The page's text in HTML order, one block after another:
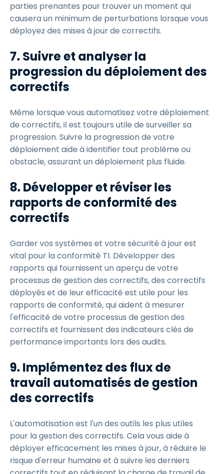
parties prenantes pour trouver un moment qui
causera un minimum de perturbations lorsque vous
déployez des mises à jour de correctifs.
7. Suivre et analyser la
progression du déploiement des
correctifs
Même lorsque vous automatisez votre déploiement
de correctifs, il est toujours utile de surveiller sa
progression. Suivre la progression de votre
déploiement aide à identifier tout problème ou
obstacle, assurant un déploiement plus fluide.
8. Développer et réviser les
rapports de conformité des
correctifs
Garder vos systèmes et votre sécurité à jour est
vital pour la conformité TI. Développer des
rapports qui fournissent un aperçu de votre
processus de gestion des correctifs, des correctifs
déployés et de leur efficacité est utile pour les
rapports de conformité, qui aident à mesurer
l'efficacité de votre processus de gestion des
correctifs et fournissent des indicateurs clés de
performance importants lors des audits.
9. Implémentez des flux de
travail automatisés de gestion
des correctifs
L'automatisation est l'un des outils les plus utiles
pour la gestion des correctifs. Cela vous aide à
déployer efficacement les mises à jour, à réduire le
risque d'erreur humaine et à suivre les derniers